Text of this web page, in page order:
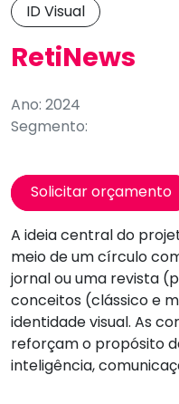
ID Visual
RetiNews
Ano: 2024
Segmento:
Solicitar orçamento
A ideia central do
meio de um círculo
jornal ou uma revista
conceitos (clássico e
identidade visual. As
reforçam o propósito
inteligência,